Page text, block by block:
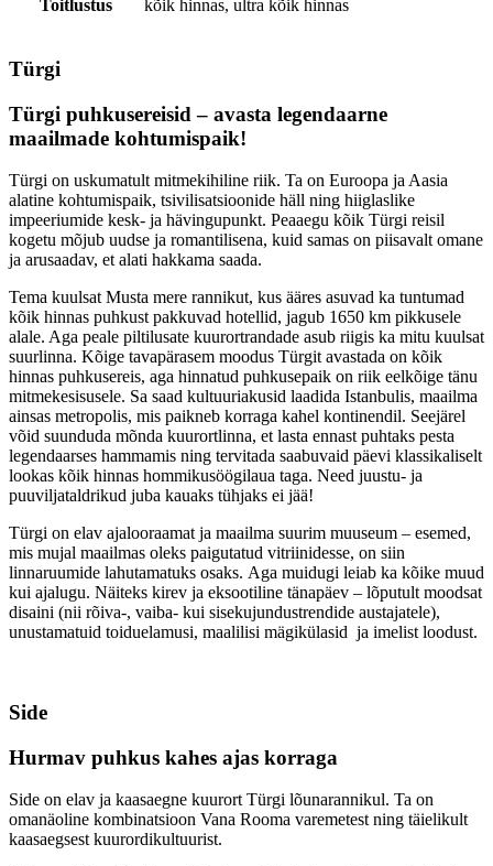
Toitlustus kõik hinnas, ultra kõik hinnas
Türgi
Türgi puhkusereisid – avasta legendaarne
maailmade kohtumispaik!
Türgi on uskumatult mitmekihiline riik. Ta on Euroopa ja Aasia
alatine kohtumispaik, tsivilisatsioonide häll ning hiiglaslike
impeeriumide kesk- ja hävingupunkt. Peaaegu kõik Türgi reisil
kogetu mõjub uudse ja romantilisena, kuid samas on piisavalt omane
ja arusaadav, et alati hakkama saada.
Tema kuulsat Musta mere rannikut, kus ääres asuvad ka tuntumad
kõik hinnas puhkust pakkuvad hotellid, jagub 1650 km pikkusele
alale. Aga peale piltilusate kuurortrandade asub riigis ka mitu kuulsat
suurlinna. Kõige tavapärasem moodus Türgit avastada on kõik
hinnas puhkusereis, aga hinnatud puhkusepaik on riik eelkõige tänu
mitmekesisusele. Sa saad kultuuriakusid laadida Istanbulis, maailma
ainsas metropolis, mis paikneb korraga kahel kontinendil. Seejärel
võid suunduda mõnda kuurortlinna, et lasta ennast puhtaks pesta
legendaarses hammamis ning tervitada saabuvaid päevi klassikaliselt
lookas kõik hinnas hommikusöögilaua taga. Need juustu- ja
puuviljataldrikud juba kauaks tühjaks ei jää!
Türgi on elav ajalooraamat ja maailma suurim muuseum – esemed,
mis mujal maailmas oleks paigutatud vitriinidesse, on siin
linnaruumide lahutamatuks osaks. Aga muidugi leiab ka kõike muud
kui ajalugu. Näiteks kirev ja eksootiline tänapäev – lõputult moodsat
disaini (nii rõiva-, vaiba- kui sisekujundustrendide austajatele),
unustamatuid toiduelamusi, maalilisi mägikülasid ja imelist loodust.
Side
Hurmav puhkus kahes ajas korraga
Side on elav ja kaasaegne kuurort Türgi lõunarannikul. Ta on
omanäoline kombinatsioon Vana Rooma varemetest ning täielikult
kaasaegsest kuurordikultuurist.